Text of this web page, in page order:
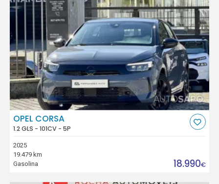
OPEL CORSA
1.2 GLS - 101CV - 5P
2025
19.479 km
Gasolina
18.990€